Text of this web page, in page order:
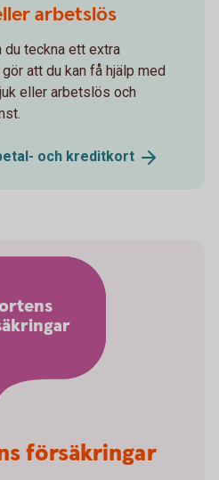
arbetslös
du teckna ett extra
att du kan få hjälp med
eller arbetslös och
och kreditkort
försäkringar